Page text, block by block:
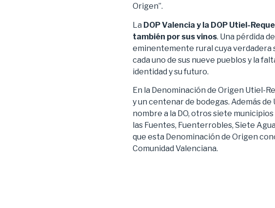
Origen”.
La DOP Valencia y la DOP Utiel-
también por sus vinos. Una pérdida
eminentemente rural cuya verdadera
cada uno de sus nueve pueblos y la
identidad y su futuro.
En la Denominación de Origen Utiel-
y un centenar de bodegas. Además de
nombre a la DO, otros siete
las Fuentes, Fuenterrobles, Siete
que esta Denominación de Origen
Comunidad Valenciana.